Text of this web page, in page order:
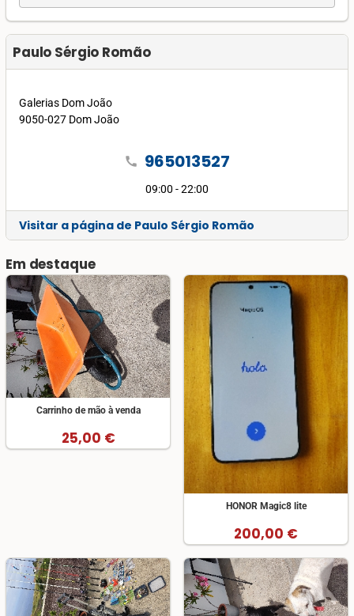
Paulo Sérgio Romão
Galerias Dom João
9050-027 Dom João
call 965013527
09:00 - 22:00
Visitar a página de Paulo Sérgio Romão
Em destaque
Carrinho de mão à venda
25,00 €
HONOR Magic8 lite
200,00 €